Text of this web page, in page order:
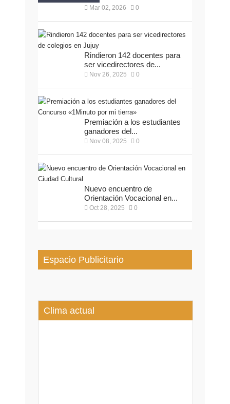
Mar 02, 2026 0
Rindieron 142 docentes para
ser vicedirectores de...
Nov 26, 2025 0
Premiación a los estudiantes
ganadores del...
Nov 08, 2025 0
Nuevo encuentro de
Orientación Vocacional en...
Oct 28, 2025 0
Espacio Publicitario
Clima actual